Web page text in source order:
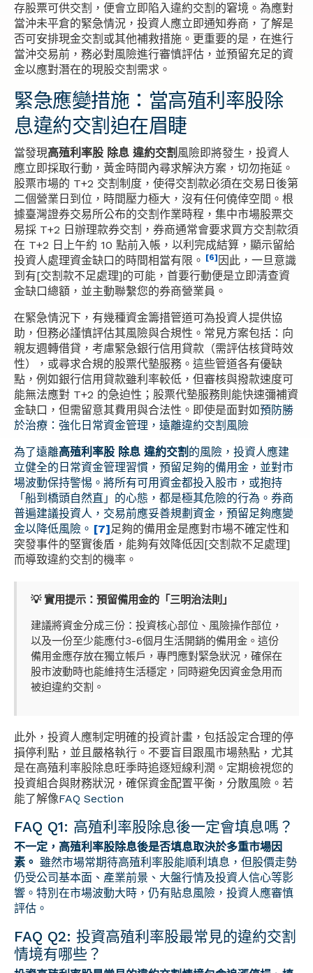
存股票可供交割，便會立即陷入違約交割的窘境。為應對
當沖未平倉的緊急情況，投資人應立即通知券商，了解是
否可安排現金交割或其他補救措施。更重要的是，在進行
當沖交易前，務必對風險進行審慎評估，並預留充足的資
金以應對潛在的現股交割需求。
緊急應變措施：當高殖利率股除
息違約交割迫在眉睫
當發現高殖利率股 除息 違約交割 風險即將發生，投資人
應立即採取行動，黃金時間內尋求解決方案，切勿拖延。
股票市場的 T+2 交割制度，使得交割款必須在交易日後第
二個營業日到位，時間壓力極大，沒有任何僥倖空間。根
據臺灣證券交易所公布的交割作業時程，集中市場股票交
易採 T+2 日辦理款券交割，券商通常會要求買方交割款須
在 T+2 日上午約 10 點前入帳，以利完成結算，顯示留給
投資人處理資金缺口的時間相當有限。 [6] 因此，一旦意識
到有[交割款不足處理]的可能，首要行動便是立即清查資
金缺口總額，並主動聯繫您的券商營業員。
在緊急情況下，有幾種資金籌措管道可為投資人提供協
助，但務必謹慎評估其風險與合規性。常見方案包括：向
親友週轉借貸，考慮緊急銀行信用貸款（需評估核貸時效
性），或尋求合規的股票代墊服務。這些管道各有優缺
點，例如銀行信用貸款雖利率較低，但審核與撥款速度可
能無法應對 T+2 的急迫性；股票代墊服務則能快速彌補資
金缺口，但需留意其費用與合法性。即使是面對如預防勝
於治療：強化日常資金管理，遠離違約交割風險
為了遠離高殖利率股 除息 違約交割 的風險，投資人應建
立健全的日常資金管理習慣，預留足夠的備用金，並對市
場波動保持警惕。將所有可用資金都投入股市，或抱持
「船到橋頭自然直」的心態，都是極其危險的行為。券商
普遍建議投資人，交易前應妥善規劃資金，預留足夠應變
金以降低風險。 [7]足夠的備用金是應對市場不確定性和
突發事件的堅實後盾，能夠有效降低因[交割款不足處理]
而導致違約交割的機率。
💡 實用提示：預留備用金的「三明治法則」
建議將資金分成三份：投資核心部位、風險操作部位，
以及一份至少能應付3-6個月生活開銷的備用金。這份
備用金應存放在獨立帳戶，專門應對緊急狀況，確保在
股市波動時也能維持生活穩定，同時避免因資金急用而
被迫違約交割。
此外，投資人應制定明確的投資計畫，包括設定合理的停
損停利點，並且嚴格執行。不要盲目跟風市場熱點，尤其
是在高殖利率股除息旺季時追逐短線利潤。定期檢視您的
投資組合與財務狀況，確保資金配置平衡，分散風險。若
能了解像FAQ Section
FAQ Q1: 高殖利率股除息後一定會填息嗎？
不一定，高殖利率股除息後是否填息取決於多重市場因
素。 雖然市場常期待高殖利率股能順利填息，但股價走勢
仍受公司基本面、產業前景、大盤行情及投資人信心等影
響。特別在市場波動大時，仍有貼息風險，投資人應審慎
評估。
FAQ Q2: 投資高殖利率股最常見的違約交割
情境有哪些？